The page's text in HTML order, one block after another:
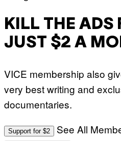
KILL THE ADS
JUST $2 A
VICE membership also
very best writing and
documentaries.
Support for $2 See All